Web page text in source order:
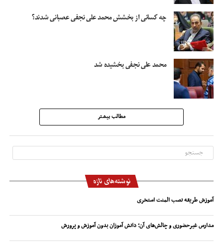
چه کسانی از بخشش محمد علی نجفی عصبانی شدند؟
محمد علی نجفی بخشیده شد
مطالب بیشتر
نوشته‌های تازه
آموزش طریقه نصب المنت استخری
مدارس غیرحضوری و چالش‌های آن؛ دانش آموزان بدون آموزش و پرورش